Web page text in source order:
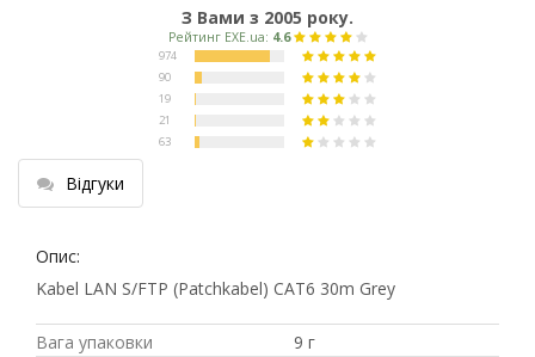
З Вами з 2005 року.
Відгуки
Опис:
Kabel LAN S/FTP (Patchkabel) CAT6 30m Grey
Вага упаковки
9 г